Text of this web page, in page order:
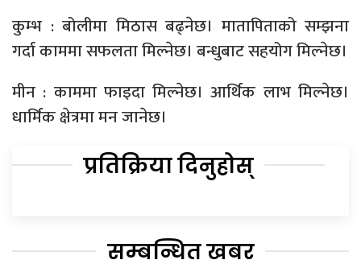
कुम्भ : बोलीमा मिठास बढ्नेछ। मातापिताको सम्झना
गर्दा काममा सफलता मिल्नेछ। बन्धुबाट सहयोग मिल्नेछ।
मीन : काममा फाइदा मिल्नेछ। आर्थिक लाभ मिल्नेछ।
धार्मिक क्षेत्रमा मन जानेछ।
प्रतिक्रिया दिनुहोस्
सम्बन्धित खबर